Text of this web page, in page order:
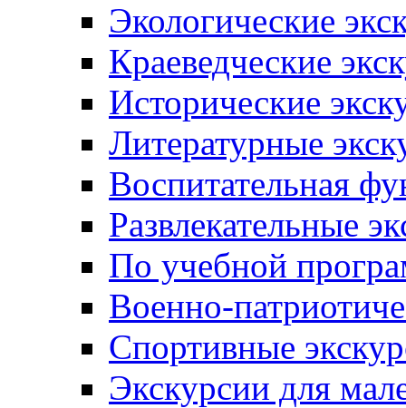
Экологические
Краеведческие
Исторические
Литературные
Воспитательная
Развлекательные
По учебной
Военно-
Спортивные
Экскурсии для